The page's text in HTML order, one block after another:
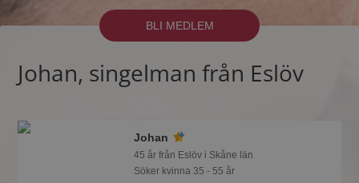
BLI MEDLEM
Johan, singelman från Eslöv
Johan
45 år från Eslöv i Skåne län
Söker kvinna 35 - 55 år